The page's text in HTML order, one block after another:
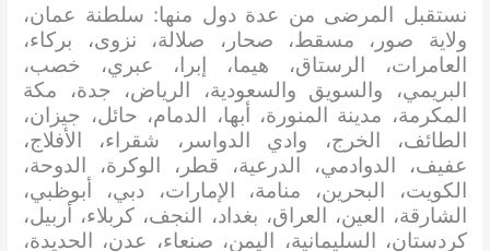
نستقبل المرضى من عدة دول منها: سلطنة عمان،
ولاية صور، مسقط، صحار، صلالة، نزوى، بركاء،
العامرات، الرستاق، هيما، إبرا، عبري، خصب،
البريمي، والسويق والسعودية، الرياض، جدة، مكة
المكرمة، مدينة المنورة، أبها، الدمام، حائل، جيزان،
الطائف، الخرج، وادي الدواسر، شقراء، الأفلاج،
عفيف، الدوادمي، الدرعية، قطر، الوكرة، الدوحة،
الكويت، البحرين، منامة، الإمارات، دبي، أبوظبي،
الشارقة، العين، العراق، بغداد، النجف، كربلاء، أربيل،
كردستان، السليمانية، اليمن، صنعاء، عدن، الحديدة،